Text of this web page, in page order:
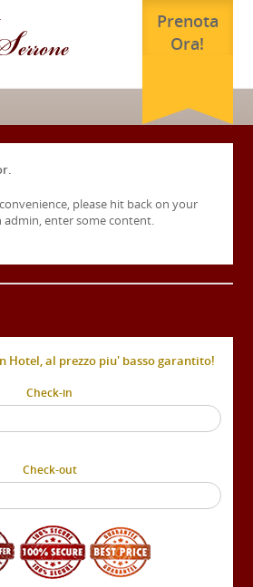
Prenota
Ora!
please hit back on your
admin, enter some content.
Hotel, al prezzo piu' basso garantito!
Check-in
Check-out